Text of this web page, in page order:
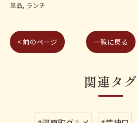
単品 ランチ
< 前のページ 一覧に戻る
関連タグ